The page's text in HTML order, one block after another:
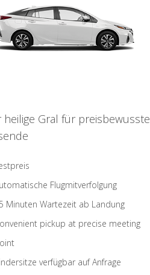
heilige Gral für preisbewusste
Flugmitverfolgung
Minuten Wartezeit ab Landung
pickup at precise meeting
verfügbar auf Anfrage